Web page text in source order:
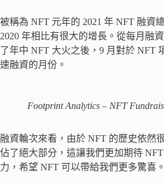
被稱為 NFT 元年的 2021 年 NFT 融資
2020 年相比有很大的增長。從每月融
了年中 NFT 大火之後，9 月對於 NFT
速融資的月份。
Footprint Analytics – NFT
融資輪次來看，由於 NFT 的歷史依然
佔了絕大部分，這讓我們更加期待
力，希望 NFT 可以帶給我們更多驚喜。